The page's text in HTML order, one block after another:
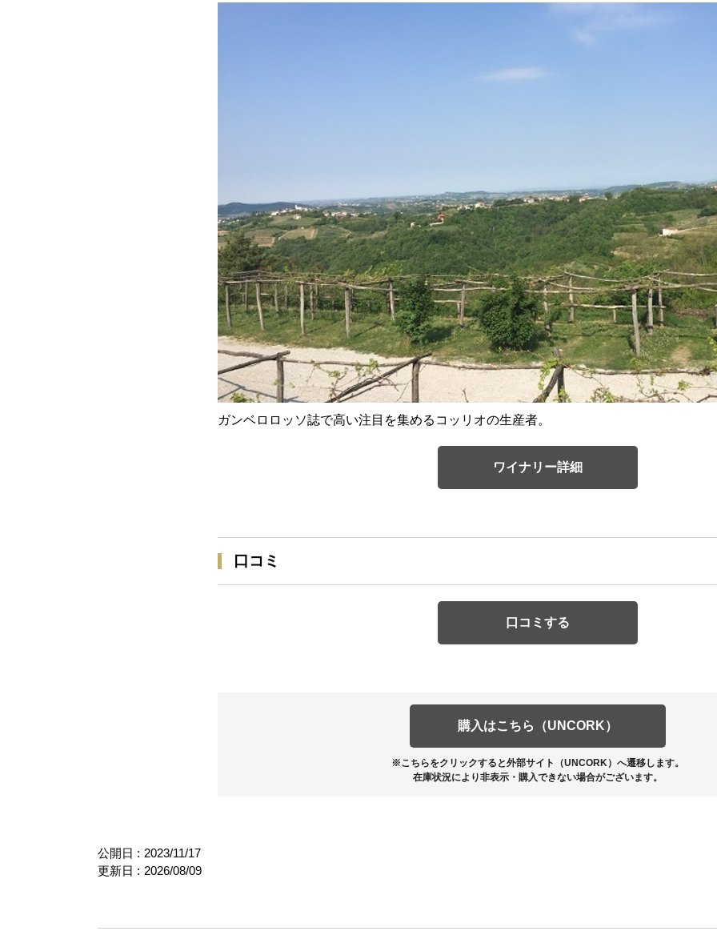
ガンベロロッソ誌で高い注目を集めるコッリオの生産者。
ワイナリー詳細
口コミ
口コミする
購入はこちら（UNCORK）
※こちらをクリックすると外部サイト（UNCORK）へ遷移します。
在庫状況により非表示・購入できない場合がございます。
公開日 : 2023/11/17
更新日 : 2026/08/09